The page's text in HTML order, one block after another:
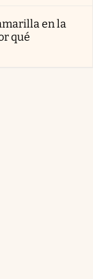
en la
qué